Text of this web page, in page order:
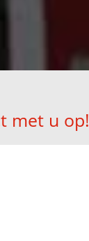
met u op!